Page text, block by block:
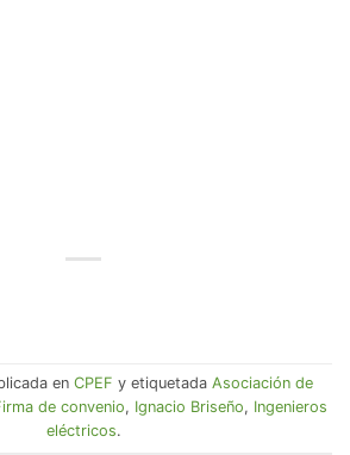
en CPEF y etiquetada Asociación de
de convenio, Ignacio Briseño, Ingenieros
eléctricos.